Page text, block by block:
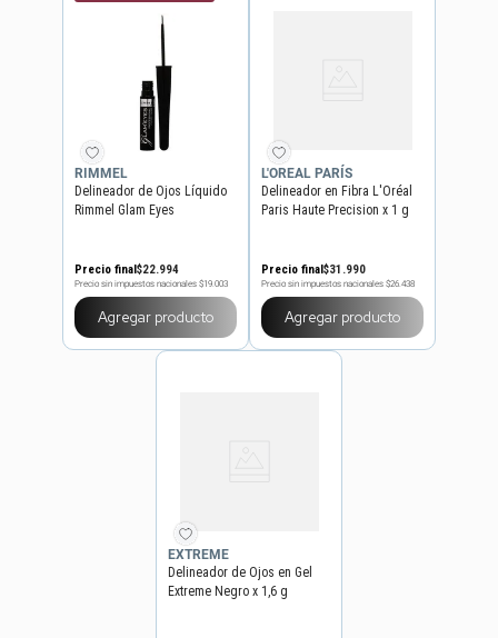
RIMMEL
Delineador de Ojos Líquido
Rimmel Glam Eyes
Precio final$22.994
Precio sin impuestos nacionales $19.003
Agregar producto
L'OREAL PARÍS
Delineador en Fibra L'Oréal
Paris Haute Precision x 1 g
Precio final$31 .990
Precio sin impuestos nacionales $26.438
Agregar producto
EXTREME
Delineador de Ojos en Gel
Extreme Negro x 1,6 g